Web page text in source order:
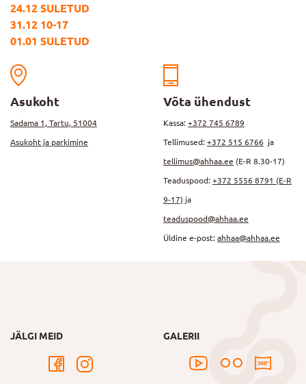
24.12 SULETUD
31.12 10-17
01.01 SULETUD
Asukoht
Sadama 1, Tartu, 51004
Asukoht ja parkimine
Võta ühendust
Kassa: +372 745 6789
Tellimused: +372 515 6766 ja
tellimus@ahhaa.ee (E-R 8.30-17)
Teaduspood: +372 5556 8791 (E-R
9-17) ja
teaduspood@ahhaa.ee
Üldine e-post: ahhaa@ahhaa.ee
JÄLGI MEID GALERII